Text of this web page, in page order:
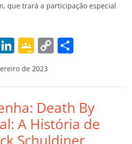
que trará a participação especial
Li
k
e
dI
n
G
o
o
gl
e
Cl
C
y
Li
n
p
ar
til
de 2023
Death By
A História de
Schuldiner